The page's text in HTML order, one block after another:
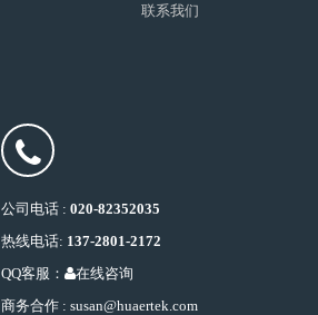
联系我们
公司电话 : 020-82352035
热线电话: 137-2801-2172
QQ客服：
在线咨询
商务合作 : susan@huaertek.com